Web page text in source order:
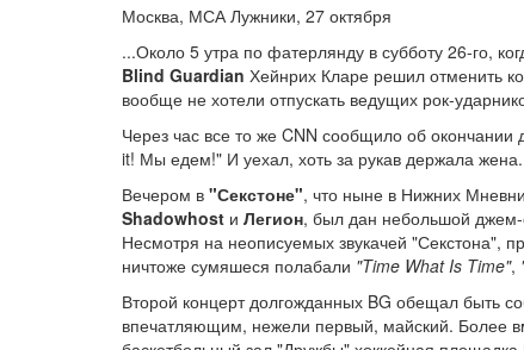
Москва, МСА Лужники, 27 октября
...Около 5 утра по фатерлянду в субботу 26-го,
Blind Guardian Хейнрих Кларе решил отменить
вообще не хотели отпускать ведущих рок-
Через час все то же CNN сообщило об окончании
it! Мы едем!" И уехал, хоть за рукав держала
Вечером в "Секстоне", что ныне в Нижних
Shadowhost и Легион, был дан небольшой
Несмотря на неописуемых звукачей "Секстона",
ничтоже сумяшеся полабали "Time What Is Time",
Второй концерт долгожданных BG обещал быть
впечатляющим, нежели первый, майский. Более